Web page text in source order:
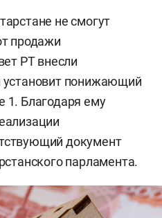
не смогут
продажи
РТ внесли
установит понижающий
1. Благодаря ему
документ
парламента.